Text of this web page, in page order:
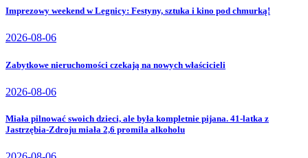
Imprezowy weekend w Legnicy: Festyny, sztuka i kino pod chmurką!
2026-08-06
Zabytkowe nieruchomości czekają na nowych właścicieli
2026-08-06
Miała pilnować swoich dzieci, ale była kompletnie pijana. 41-latka z
Jastrzębia-Zdroju miała 2,6 promila alkoholu